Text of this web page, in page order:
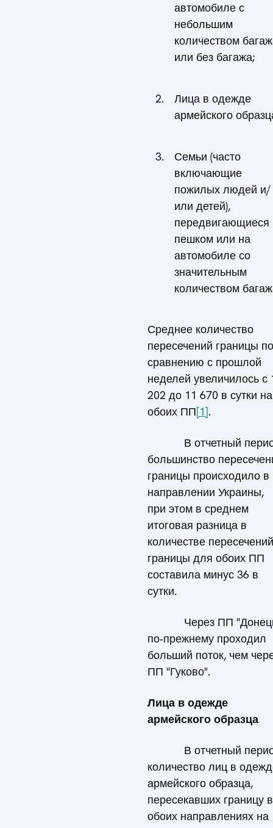
автомобиле с
небольшим
количеством
или без багажа;
Лица в одежде
армейского
Семьи (часто
включающие
пожилых людей и/
или детей),
передвигающиеся
пешком или на
автомобиле со
значительным
количеством
Среднее количество
пересечений границы по
сравнению с прошлой
неделей увеличилось с
202 до 11 670 в сутки на
обоих ПП[1].
В отчетный
большинство
границы происходило в
направлении Украины,
при этом в среднем
итоговая разница в
количестве пересечений
границы для обоих ПП
составила минус 36 в
сутки.
Через ПП
по‑прежнему проходил
больший поток, чем
ПП "Гуково".
Лица в одежде
армейского образца
В отчетный
количество лиц в
армейского образца,
пересекавших границу в
обоих направлениях на